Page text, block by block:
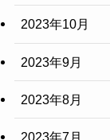
2023年10月
2023年9月
2023年8月
2023年7月